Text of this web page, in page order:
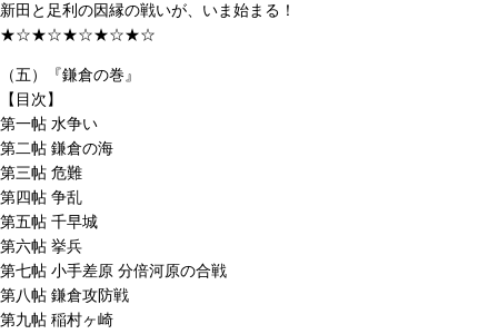
新田と足利の因縁の戦いが、いま始まる！
★☆★☆★☆★☆★☆
（五）『鎌倉の巻』
【目次】
第一帖 水争い
第二帖 鎌倉の海
第三帖 危難
第四帖 争乱
第五帖 千早城
第六帖 挙兵
第七帖 小手差原 分倍河原の合戦
第八帖 鎌倉攻防戦
第九帖 稲村ヶ崎